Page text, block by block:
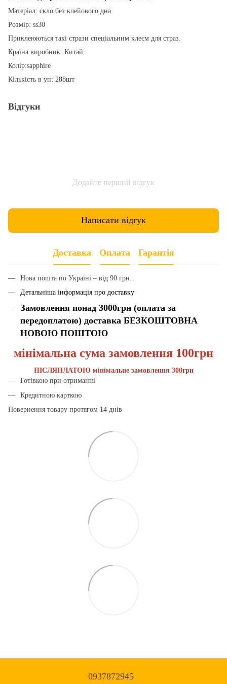
Матеріал: скло без клейового дна
Розмір: ss30
Приклеюються такі стрази спеціальним клеєм для страз.
Країна виробник: Китай
Колір:sapphire
Кількість в уп: 288шт
Відгуки
Додайте перший відгук
Написати відгук
Доставка Оплата Гарантія
Нова пошта по Україні – від 90 грн.
Детальніша інформація про доставку
Замовлення понад 3000грн (оплата за
передоплатою) доставка БЕЗКОШТОВНА
НОВОЮ ПОШТОЮ
мінімальна сума замовлення 100грн
ПІСЛЯПЛАТОЮ мінімальне замовлення 300грн
Готівкою при отриманні
Кредитною карткою
Повернення товару протягом 14 днів
0937872945